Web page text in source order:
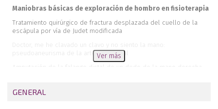
Maniobras básicas de exploración de hombro en fisioterapia
Tratamiento quirúrgico de fractura desplazada del cuello de la
escápula por vía de Judet modificada
Doctor, me he clavado un clavo y no siento la mano:
pseudoaneurisma de la arteria braquial
Amputación de la falange distal de un dedo de la mano derecha
Trenzado del injerto de isquiotibiales para reconstrucción del
Ver más
GENERAL